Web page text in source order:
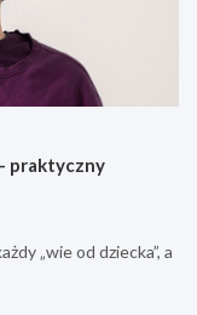
praktyczny
„wie od dziecka”, a